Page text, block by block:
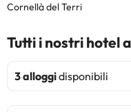
Cornellà del Terri
Tutti i nostri hotel
3 alloggidisponibili